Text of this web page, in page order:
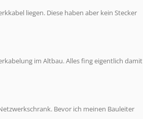
liegen. Diese haben aber kein Stecker
im Altbau. Alles fing eigentlich damit
Bevor ich meinen Bauleiter